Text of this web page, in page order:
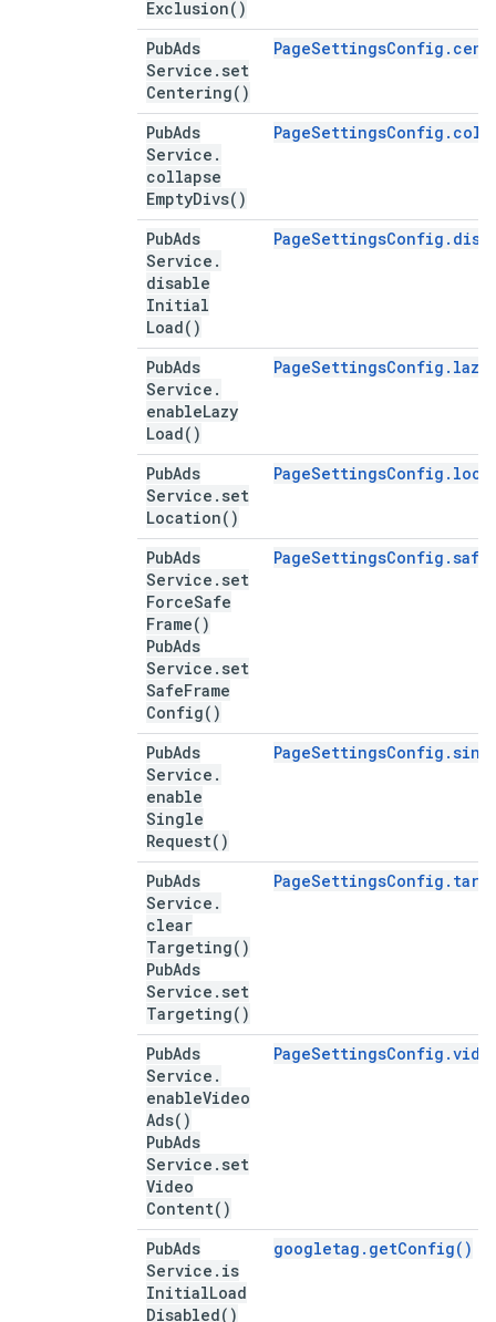
Exclusion( )
PubAds
Service . set
Centering( )
PubAds
Service .
collapse
EmptyDivs( )
PubAds
Service .
disable
Initial
Load( )
PubAds
Service .
enableLazy
Load( )
PubAds
Service . set
Location( )
PubAds
Service . set
ForceSafe
Frame( )
PubAds
Service . set
SafeFrame
Config( )
PubAds
Service .
enable
Single
Request( )
PubAds
Service .
clear
Targeting( )
PubAds
Service . set
Targeting( )
PubAds
Service .
enableVideo
Ads( )
PubAds
Service . set
Video
Content( )
PubAds
Service . is
InitialLoad
Disabled( )
googletag.getConfig()